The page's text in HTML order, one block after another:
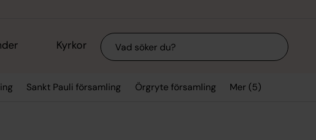
Kyrkor Sök
Sankt Pauli församling Örgryte församling Mer (5)